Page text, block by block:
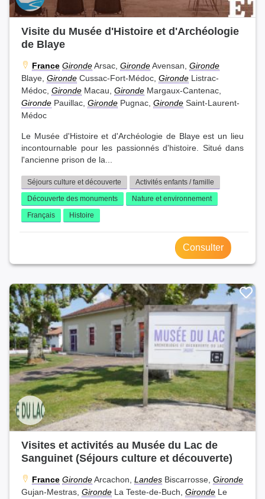
Visite du Musée d'Histoire et d'Archéologie
de Blaye
France GirondeArsac, GirondeAvensan, Gironde
Blaye, Gironde Cussac-Fort-Médoc, Gironde Listrac-
Médoc, Gironde Macau, Gironde Margaux-Cantenac,
Gironde Pauillac, Gironde Pugnac, Gironde Saint-Laurent-
Médoc
Le Musée d'Histoire et d'Archéologie de Blaye est un lieu
incontournable pour les passionnés d'histoire. Situé dans
l'ancienne prison de la...
Séjours culture et découverte
Activités enfants / famille
Découverte des monuments
Nature et environnement
Français
Histoire
Consulter
Visites et activités au Musée du Lac de
Sanguinet (Séjours culture et découverte)
France GirondeArcachon, Landes Biscarrosse, Gironde
Gujan-Mestras, Gironde La Teste-de-Buch, Gironde Le